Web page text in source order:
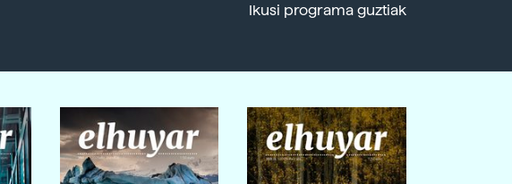
Ikusi programa guztiak